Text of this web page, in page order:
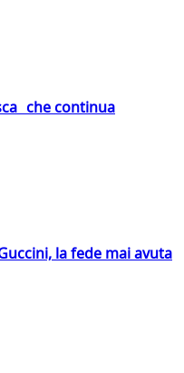
che continua
la fede mai avuta